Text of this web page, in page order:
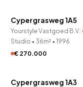
3 uur geleden ontdekt
Cypergrasweg 1A5
Yourstyle Vastgoed B.V.
Studio • 36m² • 1996
€ 270.000QUICKLANE™
Cypergrasweg 1A3